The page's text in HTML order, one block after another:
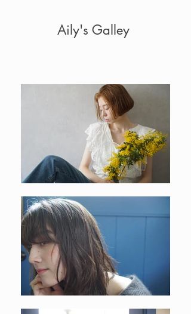
Aily's Galley